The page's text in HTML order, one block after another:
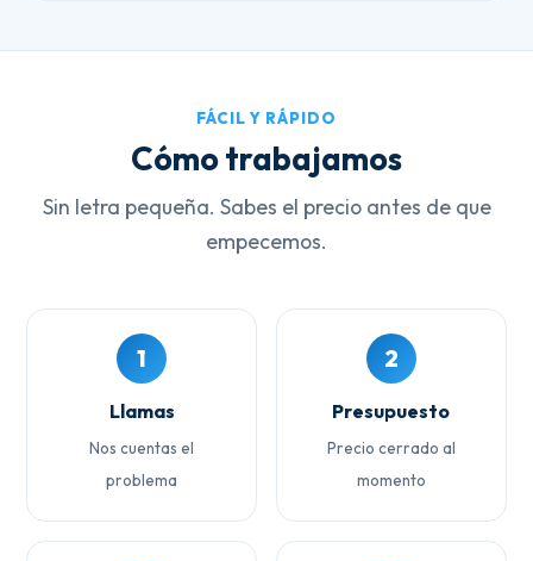
FÁCIL Y RÁPIDO
Cómo trabajamos
Sin letra pequeña. Sabes el precio antes de que
empecemos.
1
Llamas
Nos cuentas el
problema
2
Presupuesto
Precio cerrado al
momento